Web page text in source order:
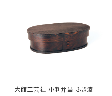
大館工芸社 小判弁当 ふき漆